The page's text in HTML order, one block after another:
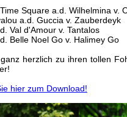
Square a.d. Wilhelmina v.
a.d. Guccia v. Zauberdeyk
Val d'Amour v. Tantalos
Belle Noel Go v. Halimey Go
herzlich zu ihren tollen
hier zum Download!